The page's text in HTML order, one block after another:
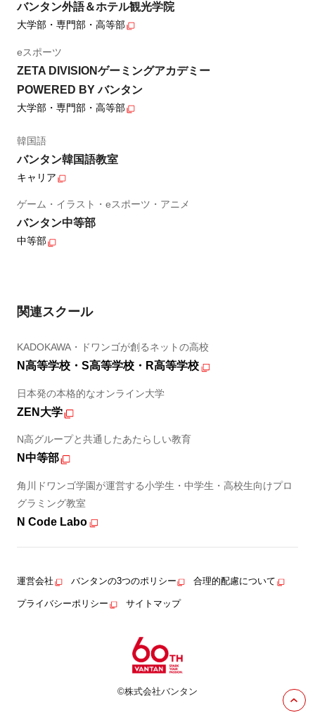
バンタン外語＆ホテル観光学院
大学部・専門部・高等部
eスポーツ
ZETA DIVISIONゲーミングアカデミー
POWERED BY バンタン
大学部・専門部・高等部
韓国語
バンタン韓国語教室
キャリア
ゲーム・イラスト・eスポーツ・アニメ
バンタン中等部
中等部
関連スクール
KADOKAWA・ドワンゴが創るネットの高校
N高等学校・S高等学校・R高等学校
日本発の本格的なオンライン大学
ZEN大学
N高グループと共通したあたらしい教育
N中等部
角川ドワンゴ学園が運営する小学生・中学生・高校生向けプロ
グラミング教室
N Code Labo
運営会社 バンタンの3つのポリシー 合理的配慮について
プライバシーポリシー サイトマップ
©株式会社バンタン